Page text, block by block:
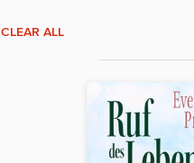
CLEAR ALL